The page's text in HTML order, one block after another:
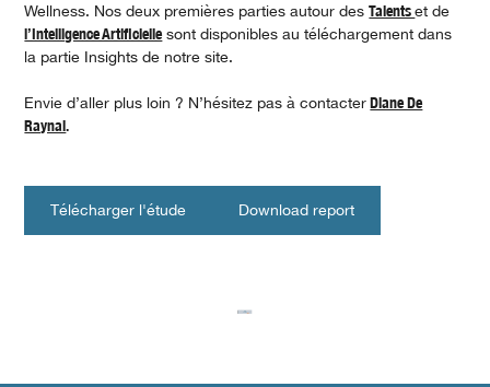
Wellness. Nos deux premières parties autour desTalentset de
l’Intelligence Artificiellesont disponibles au téléchargement dans
la partie Insights de notre site.
Envie d’aller plus loin ? N’hésitez pas à contacterDiane De
Raynal.
Télécharger l'étude Download report